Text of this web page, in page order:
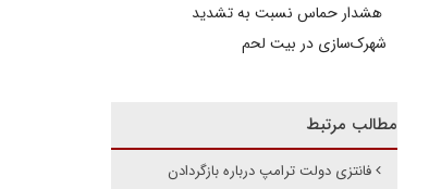
هشدار حماس نسبت به تشدید
شهرک‌سازی در بیت‌ لحم
مطالب مرتبط
فانتزی دولت ترامپ درباره بازگردادن